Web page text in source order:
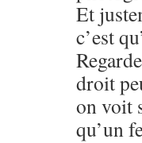
Et
c’est
droit
on voit
qu’un